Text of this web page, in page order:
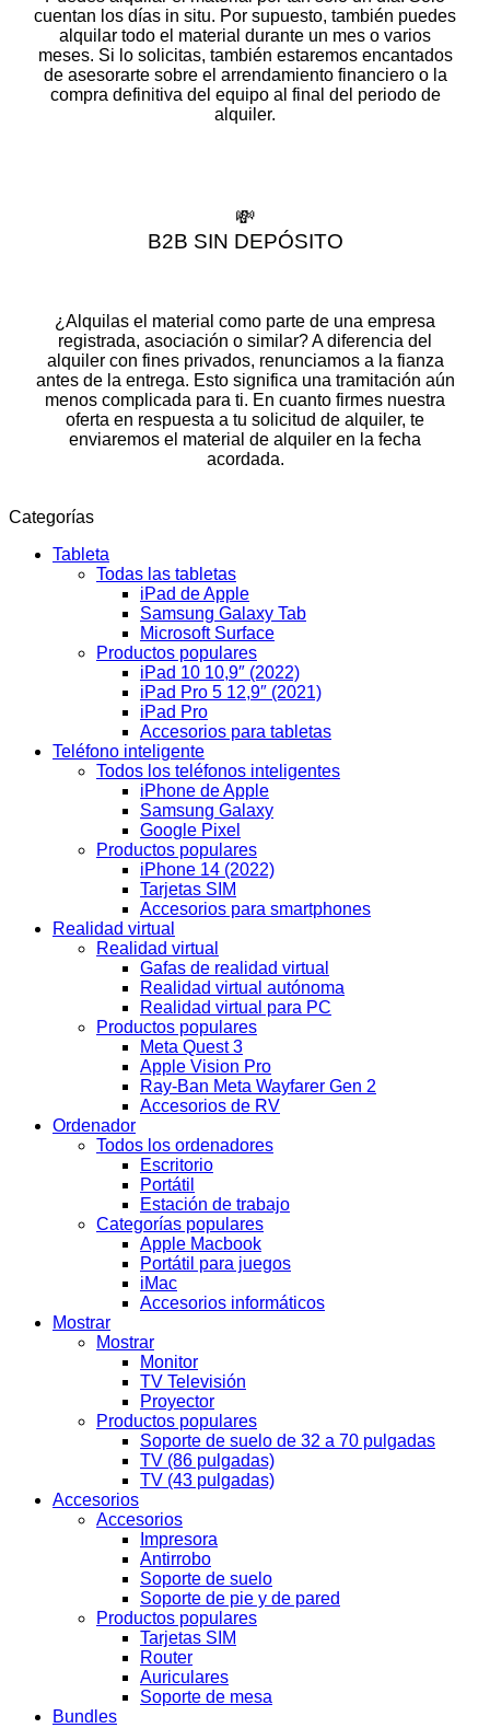
cuentan los días in situ. Por supuesto, también puedes
alquilar todo el material durante un mes o varios
meses. Si lo solicitas, también estaremos encantados
de asesorarte sobre el arrendamiento financiero o la
compra definitiva del equipo al final del periodo de
alquiler.
💸
B2B SIN DEPÓSITO
¿Alquilas el material como parte de una empresa
registrada, asociación o similar? A diferencia del
alquiler con fines privados, renunciamos a la fianza
antes de la entrega. Esto significa una tramitación aún
menos complicada para ti. En cuanto firmes nuestra
oferta en respuesta a tu solicitud de alquiler, te
enviaremos el material de alquiler en la fecha
acordada.
Categorías
Tableta
Todas las tabletas
iPad de Apple
Samsung Galaxy Tab
Microsoft Surface
Productos populares
iPad 10 10,9″ (2022)
iPad Pro 5 12,9″ (2021)
iPad Pro
Accesorios para tabletas
Teléfono inteligente
Todos los teléfonos inteligentes
iPhone de Apple
Samsung Galaxy
Google Pixel
Productos populares
iPhone 14 (2022)
Tarjetas SIM
Accesorios para smartphones
Realidad virtual
Realidad virtual
Gafas de realidad virtual
Realidad virtual autónoma
Realidad virtual para PC
Productos populares
Meta Quest 3
Apple Vision Pro
Ray-Ban Meta Wayfarer Gen 2
Accesorios de RV
Ordenador
Todos los ordenadores
Escritorio
Portátil
Estación de trabajo
Categorías populares
Apple Macbook
Portátil para juegos
iMac
Accesorios informáticos
Mostrar
Mostrar
Monitor
TV Televisión
Proyector
Productos populares
Soporte de suelo de 32 a 70 pulgadas
TV (86 pulgadas)
TV (43 pulgadas)
Accesorios
Accesorios
Impresora
Antirrobo
Soporte de suelo
Soporte de pie y de pared
Productos populares
Tarjetas SIM
Router
Auriculares
Soporte de mesa
Bundles